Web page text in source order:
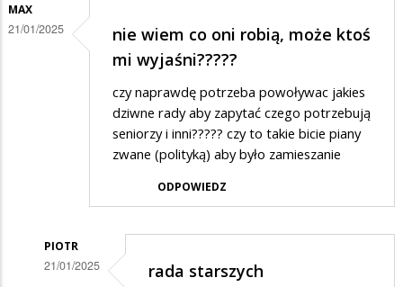
MAX
21/01/2025
nie wiem co oni robią, może ktoś
mi wyjaśni?????
czy naprawdę potrzeba powoływac jakies
dziwne rady aby zapytać czego potrzebują
seniorzy i inni????? czy to takie bicie piany
zwane (polityką) aby było zamieszanie
ODPOWIEDZ
PIOTR
21/01/2025 rada starszych